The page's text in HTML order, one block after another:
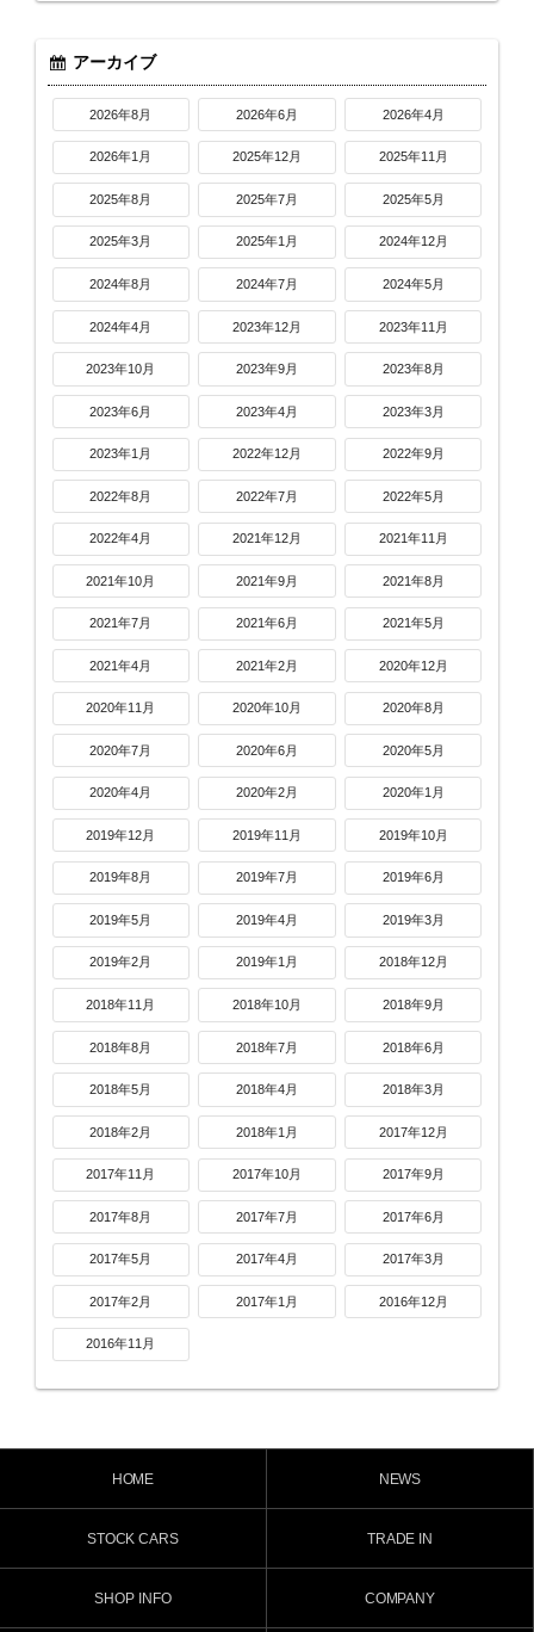
アーカイブ
2026年8月 2026年6月 2026年4月
2026年1月 2025年12月 2025年11月
2025年8月 2025年7月 2025年5月
2025年3月 2025年1月 2024年12月
2024年8月 2024年7月 2024年5月
2024年4月 2023年12月 2023年11月
2023年10月 2023年9月 2023年8月
2023年6月 2023年4月 2023年3月
2023年1月 2022年12月 2022年9月
2022年8月 2022年7月 2022年5月
2022年4月 2021年12月 2021年11月
2021年10月 2021年9月 2021年8月
2021年7月 2021年6月 2021年5月
2021年4月 2021年2月 2020年12月
2020年11月 2020年10月 2020年8月
2020年7月 2020年6月 2020年5月
2020年4月 2020年2月 2020年1月
2019年12月 2019年11月 2019年10月
2019年8月 2019年7月 2019年6月
2019年5月 2019年4月 2019年3月
2019年2月 2019年1月 2018年12月
2018年11月 2018年10月 2018年9月
2018年8月 2018年7月 2018年6月
2018年5月 2018年4月 2018年3月
2018年2月 2018年1月 2017年12月
2017年11月 2017年10月 2017年9月
2017年8月 2017年7月 2017年6月
2017年5月 2017年4月 2017年3月
2017年2月 2017年1月 2016年12月
2016年11月
HOME NEWS
STOCK CARS TRADE IN
SHOP INFO COMPANY